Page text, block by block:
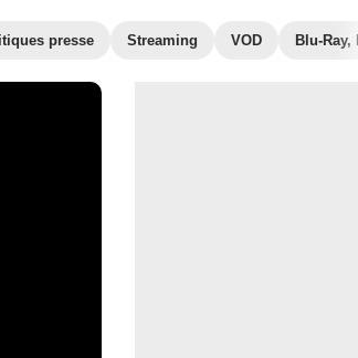
presse Streaming VOD Blu-Ray,